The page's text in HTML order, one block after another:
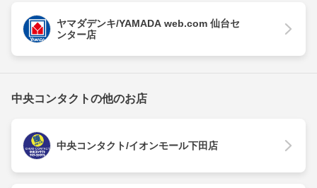
ヤマダデンキ/YAMADA web.com 仙台セ
ンター店
中央コンタクトの他のお店
中央コンタクト/イオンモール下田店